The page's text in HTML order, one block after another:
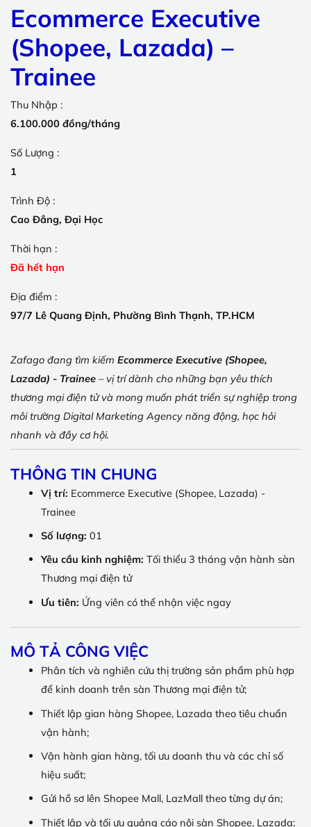
Ecommerce Executive
(Shopee, Lazada) –
Trainee
Thu Nhập :
6.100.000 đồng/tháng
Số Lượng :
1
Trình Độ :
Cao Đẳng, Đại Học
Thời hạn :
Đã hết hạn
Địa điểm :
97/7 Lê Quang Định, Phường Bình Thạnh, TP.HCM
Zafago đang tìm kiếm Ecommerce Executive (Shopee,
Lazada) - Trainee – vị trí dành cho những bạn yêu thích
thương mại điện tử và mong muốn phát triển sự nghiệp trong
môi trường Digital Marketing Agency năng động, học hỏi
nhanh và đầy cơ hội.
THÔNG TIN CHUNG
Vị trí: Ecommerce Executive (Shopee, Lazada) -
Trainee
Số lượng: 01
Yêu cầu kinh nghiệm: Tối thiểu 3 tháng vận hành sàn
Thương mại điện tử
Ưu tiên: Ứng viên có thể nhận việc ngay
MÔ TẢ CÔNG VIỆC
Phân tích và nghiên cứu thị trường sản phẩm phù hợp
để kinh doanh trên sàn Thương mại điện tử;
Thiết lập gian hàng Shopee, Lazada theo tiêu chuẩn
vận hành;
Vận hành gian hàng, tối ưu doanh thu và các chỉ số
hiệu suất;
Gửi hồ sơ lên Shopee Mall, LazMall theo từng dự án;
Thiết lập và tối ưu quảng cáo nội sàn Shopee, Lazada;